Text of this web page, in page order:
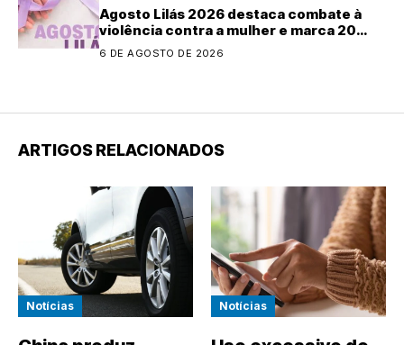
Agosto Lilás 2026 destaca combate à
violência contra a mulher e marca 20
anos da Lei Maria da Penha
6 DE AGOSTO DE 2026
ARTIGOS RELACIONADOS
Notícias Notícias